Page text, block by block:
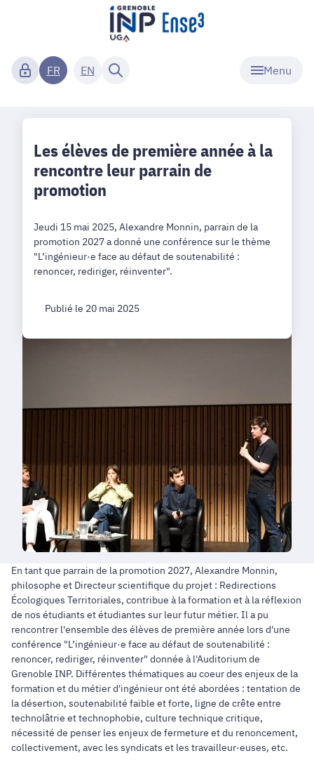
Menu
FR EN
Les élèves de première année à la
rencontre leur parrain de
promotion
Jeudi 15 mai 2025, Alexandre Monnin, parrain de la
promotion 2027 a donné une conférence sur le thème
"L’ingénieur·e face au défaut de soutenabilité :
renoncer, rediriger, réinventer".
Publié le 20 mai 2025
En tant que parrain de la promotion 2027, Alexandre Monnin,
philosophe et Directeur scientifique du projet : Redirections
Écologiques Territoriales, contribue à la formation et à la réflexion
de nos étudiants et étudiantes sur leur futur métier. Il a pu
rencontrer l'ensemble des élèves de première année lors d'une
conférence "L’ingénieur·e face au défaut de soutenabilité :
renoncer, rediriger, réinventer" donnée à l'Auditorium de
Grenoble INP. Différentes thématiques au coeur des enjeux de la
formation et du métier d'ingénieur ont été abordées : tentation de
la désertion, soutenabilité faible et forte, ligne de crête entre
technolâtrie et technophobie, culture technique critique,
nécessité de penser les enjeux de fermeture et du renoncement,
collectivement, avec les syndicats et les travailleur·euses, etc.